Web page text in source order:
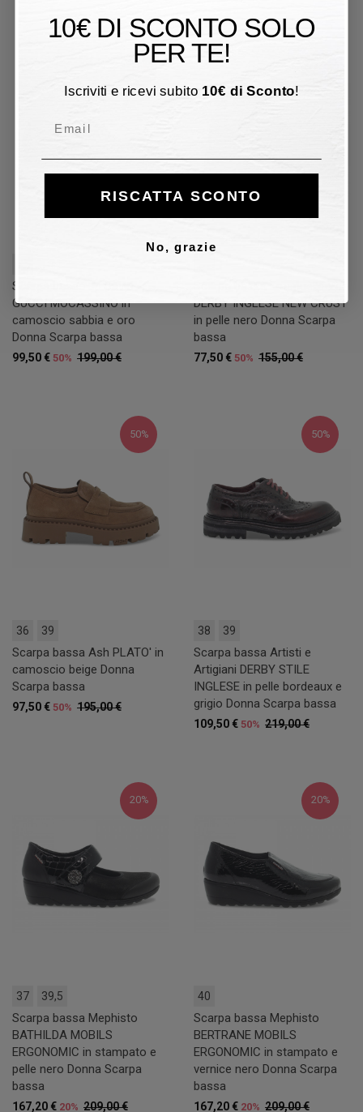
Scarpa bassa Jp David
GUCCI MOCASSINO in
camoscio sabbia e oro
Donna Scarpa bassa
199,00 €
99,50 € 50%
DERBY INGLESE NEW CRUST
in pelle nero Donna Scarpa
bassa
155,00 €
77,50 € 50%
50%
36 39
Scarpa bassa Ash PLATO' in
camoscio beige Donna
Scarpa bassa
195,00 €
97,50 € 50%
50%
38 39
Scarpa bassa Artisti e
Artigiani DERBY STILE
INGLESE in pelle bordeaux e
grigio Donna Scarpa bassa
219,00 €
109,50 € 50%
20%
37 39,5
Scarpa bassa Mephisto
BATHILDA MOBILS
ERGONOMIC in stampato e
pelle nero Donna Scarpa
bassa
209,00 €
167,20 € 20%
20%
40
Scarpa bassa Mephisto
BERTRANE MOBILS
ERGONOMIC in stampato e
vernice nero Donna Scarpa
bassa
209,00 €
167,20 € 20%
10€ DI SCONTO SOLO
PER TE!
Iscriviti e ricevi subito 10€ di Sconto!
RISCATTA SCONTO
No, grazie